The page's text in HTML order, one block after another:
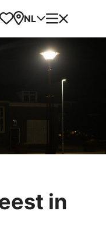
Favorieten
Kaart
NL Menu
in